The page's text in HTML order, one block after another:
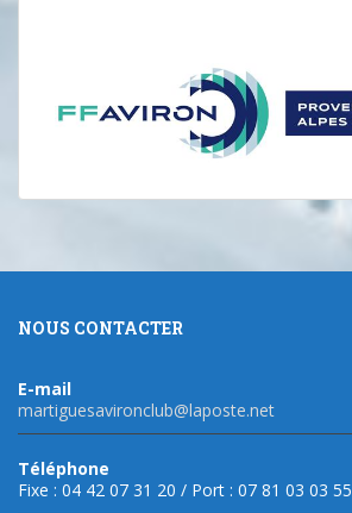
NOUS CONTACTER
E-mail
martiguesavironclub@laposte.net
Téléphone
Fixe : 04 42 07 31 20 / Port : 07 81 03 03 55